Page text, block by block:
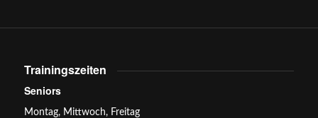
Trainingszeiten
Seniors
Montag, Mittwoch, Freitag